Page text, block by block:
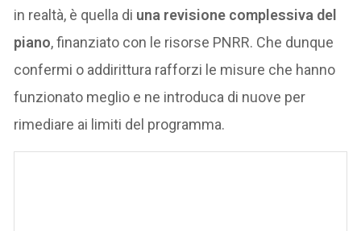
in realtà, è quella di una revisione complessiva del
piano, finanziato con le risorse PNRR. Che dunque
confermi o addirittura rafforzi le misure che hanno
funzionato meglio e ne introduca di nuove per
rimediare ai limiti del programma.